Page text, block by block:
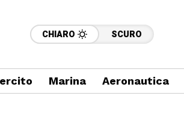
CHIARO SCURO
Marina Aeronautica